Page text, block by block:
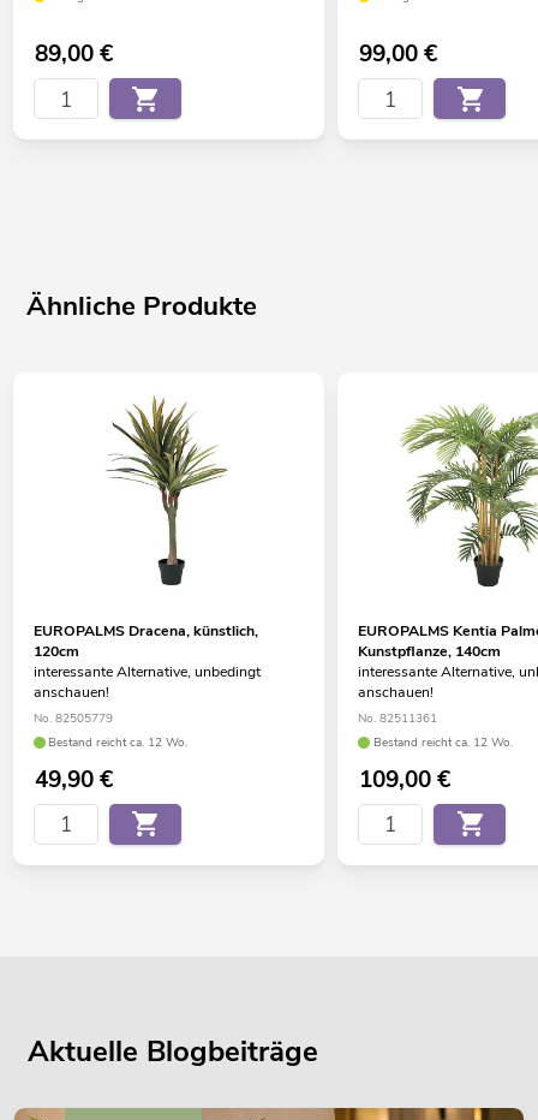
89,00€ 99,00€
Ähnliche Produkte
EUROPALMS Dracena, künstlich,
120cm
interessante Alternative, unbedingt
anschauen!
No. 82505779
Bestand reicht ca. 12 Wo.
49,90€
EUROPALMS Kentia
Kunstpflanze, 140cm
interessante Alternative,
anschauen!
No. 82511361
Bestand reicht ca. 12 Wo.
109,00€
Aktuelle Blogbeiträge